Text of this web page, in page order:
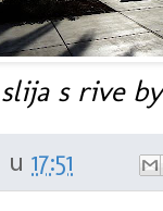
slija s rive
u 17:51